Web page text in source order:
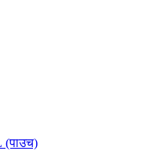
(पाउच)